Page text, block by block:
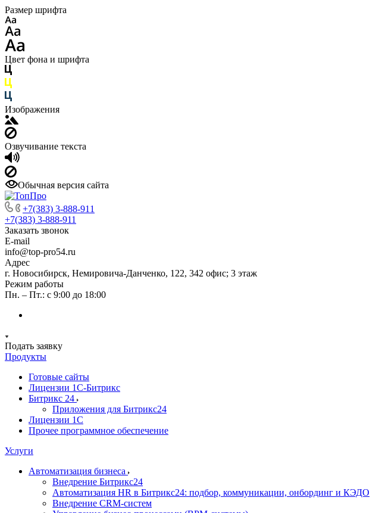
Размер шрифта
Цвет фона и шрифта
Изображения
Озвучивание текста
Обычная версия сайта
+7(383) 3-888-911
+7(383) 3-888-911
Заказать звонок
E-mail
info@top-pro54.ru
Адрес
г. Новосибирск, ​Немировича-Данченко, 122, 342 офис; 3 этаж
Режим работы
Пн. – Пт.: с 9:00 до 18:00
Подать заявку
Продукты
Готовые сайты
Лицензии 1С-Битрикс
Битрикс 24
Приложения для Битрикс24
Лицензии 1С
Прочее программное обеспечение
Услуги
Автоматизация бизнеса
Внедрение Битрикс24
Автоматизация HR в Битрикс24: подбор, коммуникации, онбординг и КЭДО
Внедрение CRM-систем